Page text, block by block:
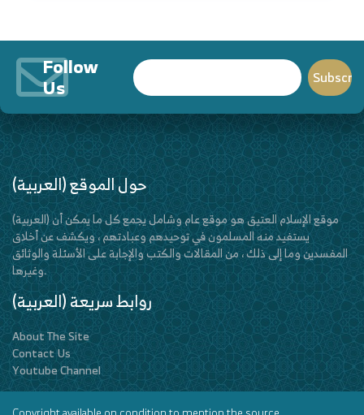
Follow
Us
(العربية) حول الموقع
(العربية) موقع الإسلام العتيق هو موقع عام وشامل يجمع كل ما يمكن أن
يستفيد منه المسلمون في توحيدهم وعبادتهم ، ويكشف عن أخلاق
المفسدين وما إلى ذلك ، من المقالات والكتب والإجابة على الأسئلة والوثائق
وغيرها.
(العربية) روابط سريعة
About The Site
Contact Us
Youtube Channel